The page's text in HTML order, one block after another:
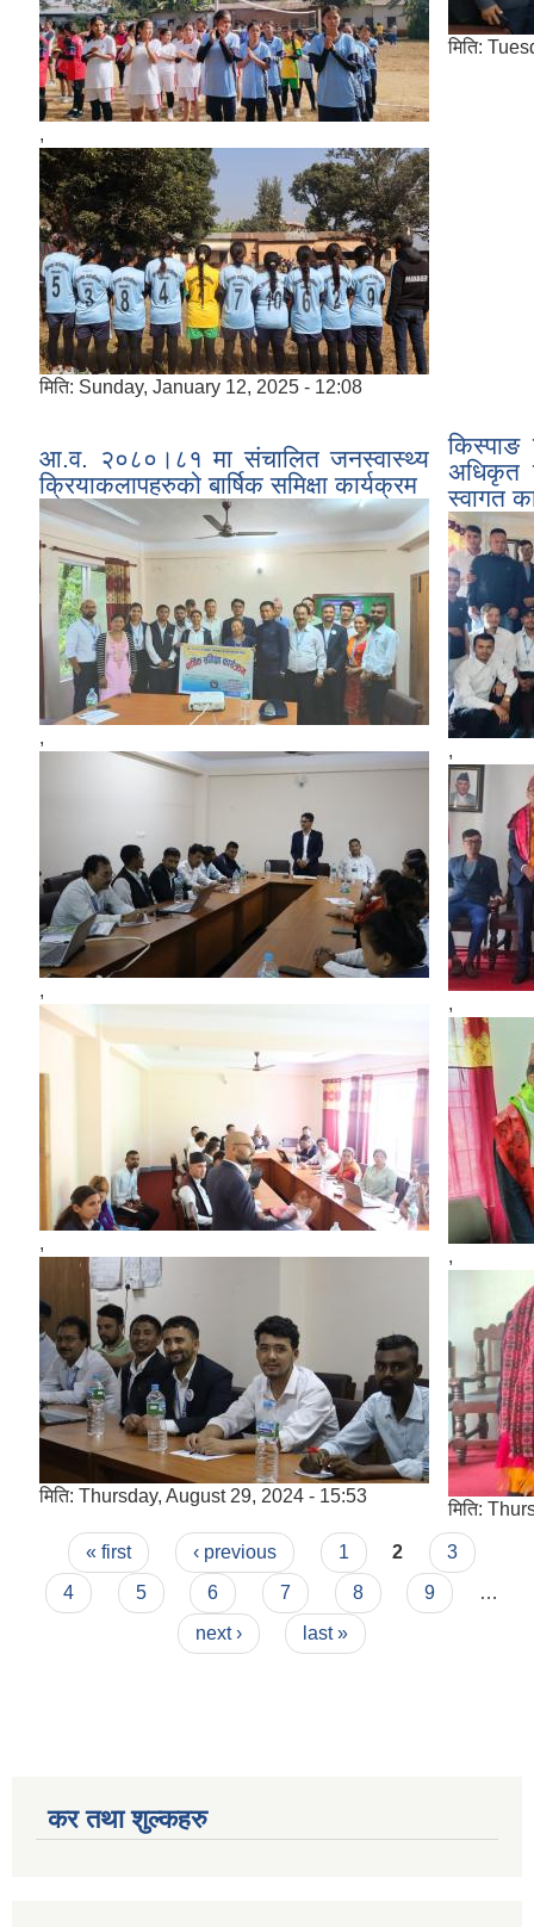
,
मिति: Sunday, January 12, 2025 - 12:08
मिति:
आ.व. २०८०।८१ मा संचालित जनस्वास्थ्य
क्रियाकलापहरुको बार्षिक समिक्षा कार्यक्रम
,
,
,
मिति: Thursday, August 29, 2024 - 15:53
किस्पाङ
अधिकृत
स्वागत
,
,
,
मिति:
Pages
« first ‹ previous 1 2
3
4
5 6 7 8 9
…
next ›
last »
कर तथा शुल्कहरु